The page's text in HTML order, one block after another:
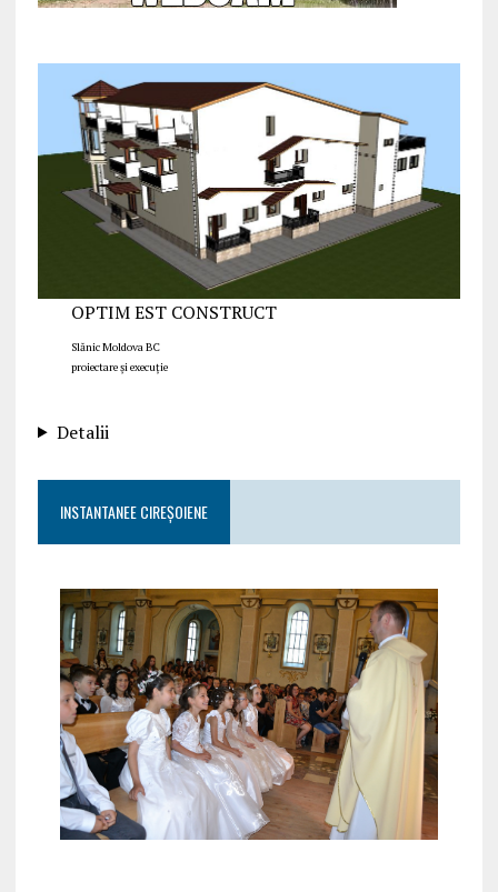
OPTIM EST CONSTRUCT
Slănic Moldova BC
proiectare și execuție
Detalii
INSTANTANEE CIREȘOIENE